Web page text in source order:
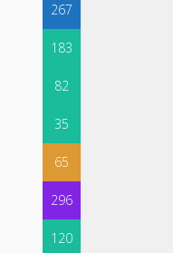
267
183
82
35
65
296
120